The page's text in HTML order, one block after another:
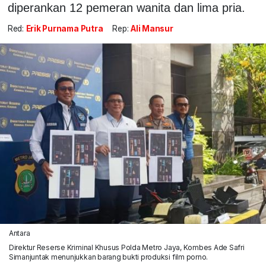
diperankan 12 pemeran wanita dan lima pria.
Red: Erik Purnama Putra Rep: Ali Mansur
Antara
Direktur Reserse Kriminal Khusus Polda Metro Jaya, Kombes Ade Safri
Simanjuntak menunjukkan barang bukti produksi film porno.